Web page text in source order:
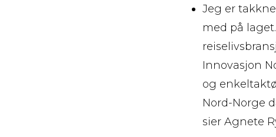
Jeg er
med på
Innovasjon
og
Nord-Norge
sier Agnete